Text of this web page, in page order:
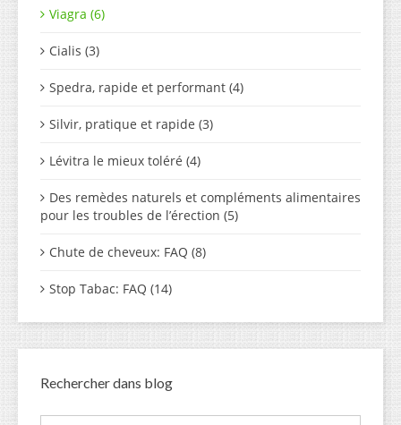
Viagra (6)
Cialis (3)
Spedra, rapide et performant (4)
Silvir, pratique et rapide (3)
Lévitra le mieux toléré (4)
Des remèdes naturels et compléments alimentaires
pour les troubles de l’érection (5)
Chute de cheveux: FAQ (8)
Stop Tabac: FAQ (14)
Rechercher dans blog